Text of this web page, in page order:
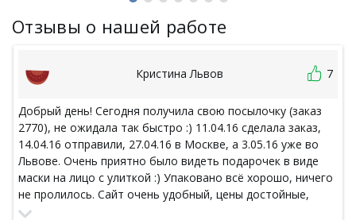
Отзывы о нашей работе
Кристина Львов 7
Добрый день! Сегодня получила свою посылочку (заказ
2770), не ожидала так быстро :) 11.04.16 сделала заказ,
14.04.16 отправили, 27.04.16 в Москве, а 3.05.16 уже во
Львове. Очень приятно было видеть подарочек в виде
маски на лицо с улиткой :) Упаковано всё хорошо, ничего
не пролилось. Сайт очень удобный, цены достойные,
доставка оперативная. Всем работникам этого магазина